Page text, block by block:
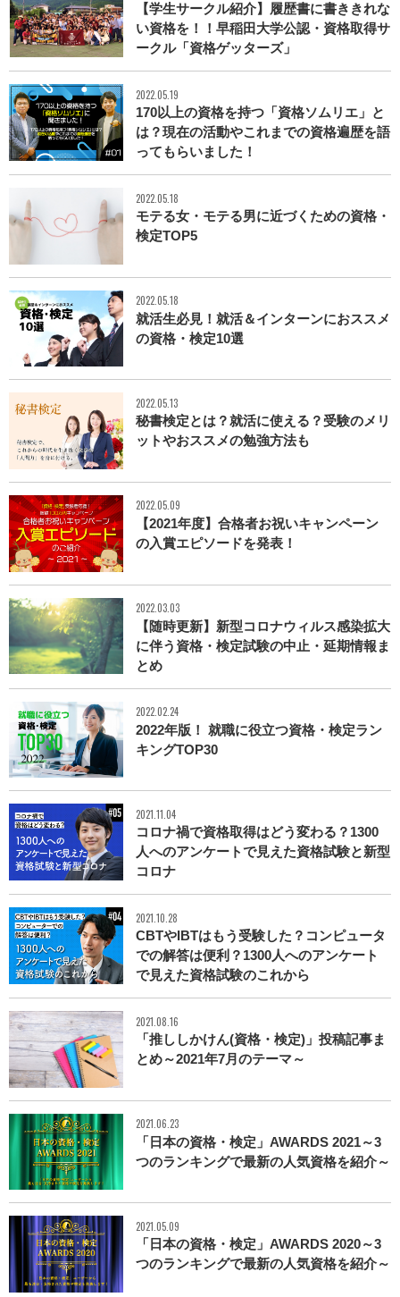
【学生サークル紹介】履歴書に書ききれな
い資格を！！早稲田大学公認・資格取得サ
ークル「資格ゲッターズ」
2022.05.19
170以上の資格を持つ「資格ソムリエ」と
は？現在の活動やこれまでの資格遍歴を語
ってもらいました！
2022.05.18
モテる女・モテる男に近づくための資格・
検定TOP5
2022.05.18
就活生必見！就活＆インターンにおススメ
の資格・検定10選
2022.05.13
秘書検定とは？就活に使える？受験のメリ
ットやおススメの勉強方法も
2022.05.09
【2021年度】合格者お祝いキャンペーン
の入賞エピソードを発表！
2022.03.03
【随時更新】新型コロナウィルス感染拡大
に伴う資格・検定試験の中止・延期情報ま
とめ
2022.02.24
2022年版！ 就職に役立つ資格・検定ラン
キングTOP30
2021.11.04
コロナ禍で資格取得はどう変わる？1300
人へのアンケートで見えた資格試験と新型
コロナ
2021.10.28
CBTやIBTはもう受験した？コンピュータ
での解答は便利？1300人へのアンケート
で見えた資格試験のこれから
2021.08.16
「推ししかけん(資格・検定)」投稿記事ま
とめ～2021年7月のテーマ～
2021.06.23
「日本の資格・検定」AWARDS 2021～3
つのランキングで最新の人気資格を紹介～
2021.05.09
「日本の資格・検定」AWARDS 2020～3
つのランキングで最新の人気資格を紹介～